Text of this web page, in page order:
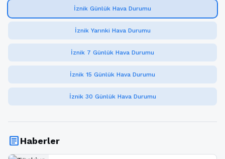
İznik Günlük Hava Durumu
İznik Yarınki Hava Durumu
İznik 7 Günlük Hava Durumu
İznik 15 Günlük Hava Durumu
İznik 30 Günlük Hava Durumu
articleHaberler